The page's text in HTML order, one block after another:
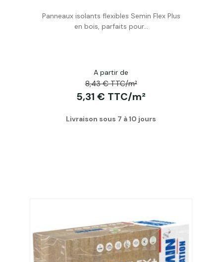
Panneaux isolants flexibles Semin Flex Plus
en bois, parfaits pour...
A partir de
8,43 € TTC/m²
5,31 € TTC/m²
Livraison sous 7 à 10 jours